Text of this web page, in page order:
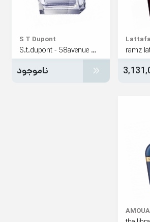
S T Dupont
S.t.dupont - 58avenue montaigne for men